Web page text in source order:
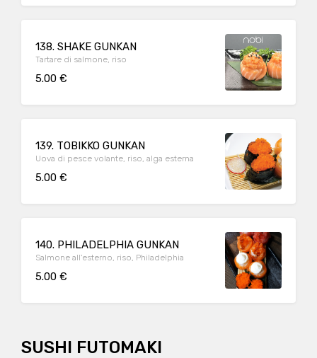
138. SHAKE GUNKAN
Tartare di salmone, riso
5.00 €
139. TOBIKKO GUNKAN
Uova di pesce volante, riso, alga esterna
5.00 €
140. PHILADELPHIA GUNKAN
Salmone all'esterno, riso, Philadelphia
5.00 €
SUSHI FUTOMAKI